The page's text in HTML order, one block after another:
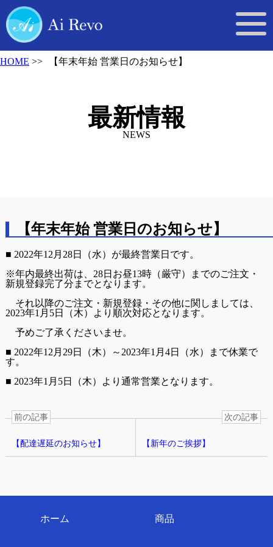
HOME 【年末年始 営業日のお知らせ】
最新情報
NEWS
【年末年始 営業日のお知らせ】
■ 2022年12月28日（水）が最終営業日です。
※年内最終出荷は、28日お昼13時（厳守）までのご注文・
新規登録完了分までとなります。
それ以降のご注文・新規登録・その他に関しましては、
2023年1月5日（木）より順次対応となります。
予めご了承くださいませ。
■ 2022年12月29日（木）～2023年1月4日（水）まで休業で
す。
■ 2023年1月5日（木）より通常営業となります。
前の記事
【配達遅延のお知らせ】
次の記事
【新年のご挨拶】
ホーム 商品